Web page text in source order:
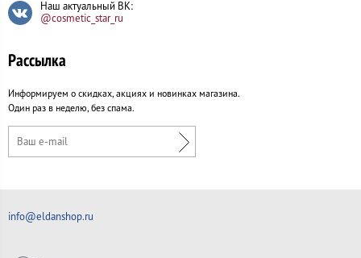
Наш актуальный ВК:
@cosmetic_star_ru
Рассылка
Информируем о скидках, акциях и новинках магазина.
Один раз в неделю, без спама.
info@eldanshop.ru